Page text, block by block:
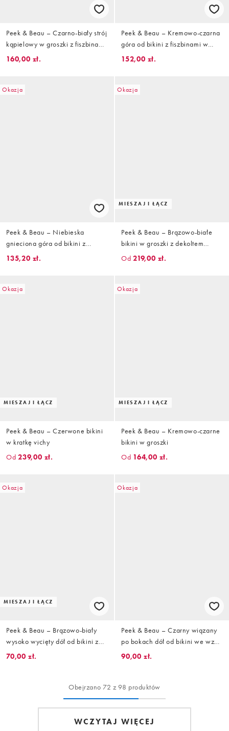
Peek & Beau – Czarno-biały strój
kąpielowy w groszki z fiszbinami
i kokardkami na ramiączkach
160,00 zł.
Peek & Beau – Kremowo-czarna
góra od bikini z fiszbinami w
drobne groszki
152,00 zł.
Okazja
Peek & Beau – Niebieska
gnieciona góra od bikini z
fiszbinami i falowanym brzegiem
135,20 zł.
Okazja
MIESZAJ I ŁĄCZ
Peek & Beau – Brązowo-białe
bikini w groszki z dekoltem
bandeau
Od 219,00 zł.
Okazja
MIESZAJ I ŁĄCZ
Peek & Beau – Czerwone bikini
w kratkę vichy
Od 239,00 zł.
Okazja
MIESZAJ I ŁĄCZ
Peek & Beau – Kremowo-czarne
bikini w groszki
Od 164,00 zł.
Okazja
MIESZAJ I ŁĄCZ
Peek & Beau – Brązowo-biały
wysoko wycięty dół od bikini z
kontrastowym wykończeniem
70,00 zł.
Okazja
Peek & Beau – Czarny wiązany
po bokach dół od bikini we wzór
w wisienki
90,00 zł.
Obejrzano 72 z 98 produktów
WCZYTAJ WIĘCEJ